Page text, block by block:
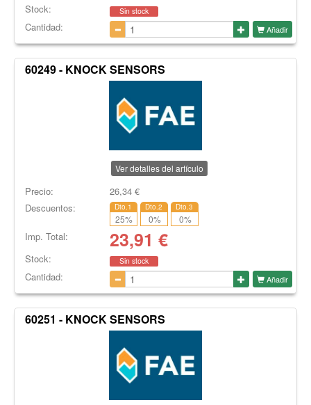
Stock: Sin stock
Cantidad: Añadir
60249 - KNOCK SENSORS
Ver detalles del artículo
Precio: 26,34€
Descuentos:
Dto.1
25%
Dto.2
0%
Dto.3
0%
Imp. Total: 23,91 €
Stock: Sin stock
Cantidad: Añadir
60251 - KNOCK SENSORS